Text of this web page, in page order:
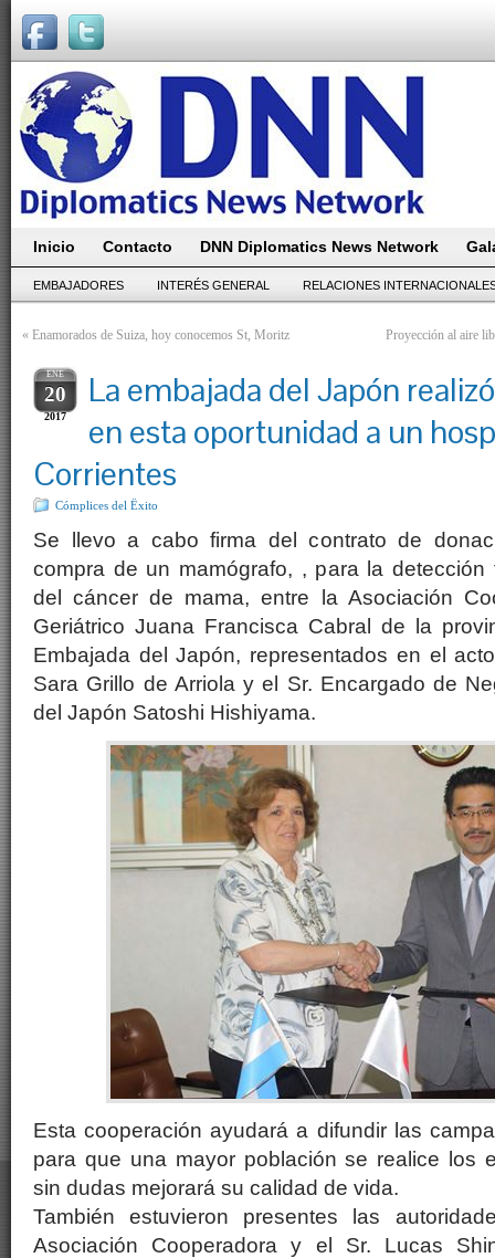
Inicio Contacto DNN Diplomatics News Network
EMBAJADORES INTERÉS GENERAL RELACIONES
« Enamorados de Suiza, hoy conocemos St, Moritz Proyección al aire
ENE
20
2017
La embajada del Japón
en esta oportunidad a un
Corrientes
Cómplices del Ëxito
Se llevo a cabo firma del contrato de
compra de un mamógrafo, , para la detección
del cáncer de mama, entre la Asociación
Geriátrico Juana Francisca Cabral de la
Embajada del Japón, representados en el
Sara Grillo de Arriola y el Sr. Encargado de
del Japón Satoshi Hishiyama.
Esta cooperación ayudará a difundir las
para que una mayor población se realice los
sin dudas mejorará su calidad de vida.
También estuvieron presentes las
Asociación Cooperadora y el Sr. Lucas